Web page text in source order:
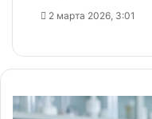
2 марта 2026, 3:01